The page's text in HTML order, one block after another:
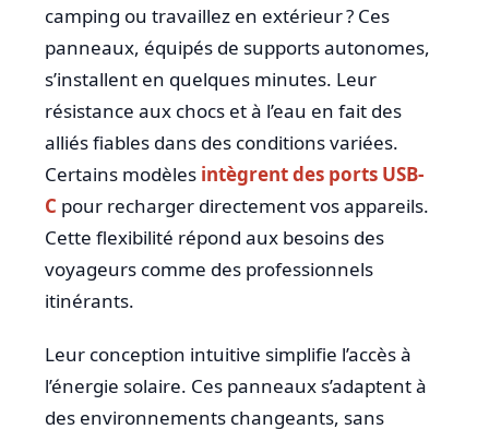
camping ou travaillez en extérieur ? Ces
panneaux, équipés de supports autonomes,
s’installent en quelques minutes. Leur
résistance aux chocs et à l’eau en fait des
alliés fiables dans des conditions variées.
Certains modèles intègrent des ports USB-
C pour recharger directement vos appareils.
Cette flexibilité répond aux besoins des
voyageurs comme des professionnels
itinérants.
Leur conception intuitive simplifie l’accès à
l’énergie solaire. Ces panneaux s’adaptent à
des environnements changeants, sans